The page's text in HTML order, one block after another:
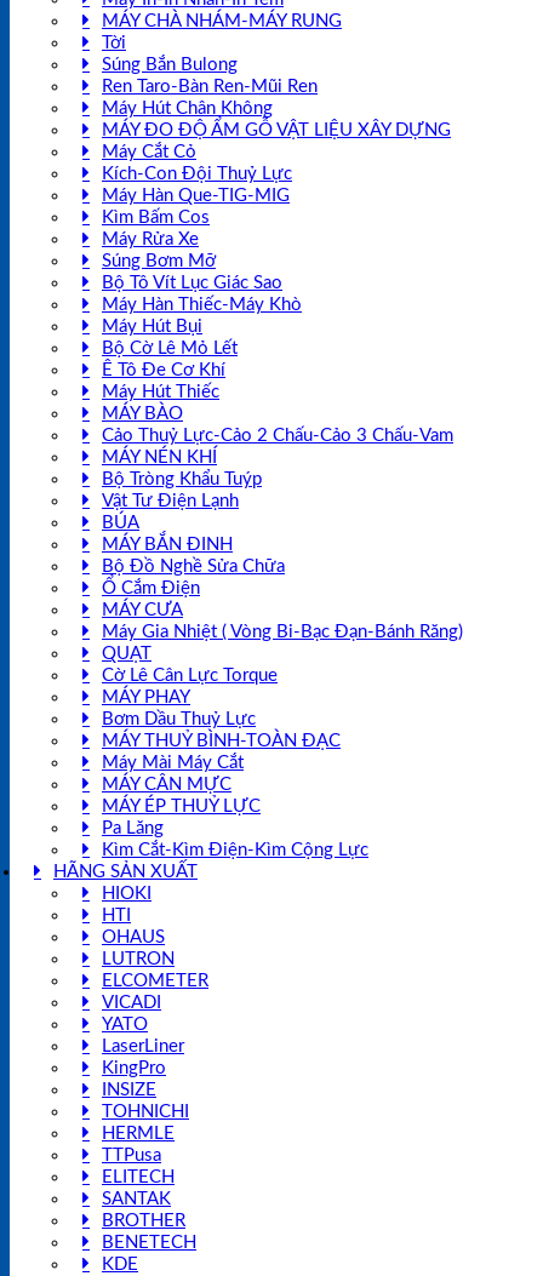
MÁY CHÀ NHÁM-MÁY RUNG
Tời
Súng Bắn Bulong
Ren Taro-Bàn Ren-Mũi Ren
Máy Hút Chân Không
MÁY ĐO ĐỘ ẨM GỖ VẬT LIỆU XÂY DỰNG
Máy Cắt Cỏ
Kích-Con Đội Thuỷ Lực
Máy Hàn Que-TIG-MIG
Kìm Bấm Cos
Máy Rửa Xe
Súng Bơm Mỡ
Bộ Tô Vít Lục Giác Sao
Máy Hàn Thiếc-Máy Khò
Máy Hút Bụi
Bộ Cờ Lê Mỏ Lết
Ê Tô Đe Cơ Khí
Máy Hút Thiếc
MÁY BÀO
Cảo Thuỷ Lực-Cảo 2 Chấu-Cảo 3 Chấu-Vam
MÁY NÉN KHÍ
Bộ Tròng Khẩu Tuýp
Vật Tư Điện Lạnh
BÚA
MÁY BẮN ĐINH
Bộ Đồ Nghề Sửa Chữa
Ổ Cắm Điện
MÁY CƯA
Máy Gia Nhiệt ( Vòng Bi-Bạc Đạn-Bánh Răng)
QUẠT
Cờ Lê Cân Lực Torque
MÁY PHAY
Bơm Dầu Thuỷ Lực
MÁY THUỶ BÌNH-TOÀN ĐẠC
Máy Mài Máy Cắt
MÁY CÂN MỰC
MÁY ÉP THUỶ LỰC
Pa Lăng
Kìm Cắt-Kìm Điện-Kìm Cộng Lực
HÃNG SẢN XUẤT
HIOKI
HTI
OHAUS
LUTRON
ELCOMETER
VICADI
YATO
LaserLiner
KingPro
INSIZE
TOHNICHI
HERMLE
TTPusa
ELITECH
SANTAK
BROTHER
BENETECH
KDE